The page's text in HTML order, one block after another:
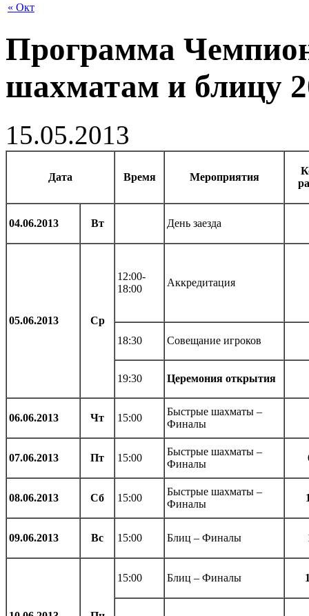
« Окт
Программа
шахматам и блицу
15.05.2013
Дата Время Мероприятия
04.06.2013 Вт День заезда
05.06.2013 Ср
12:00-
18:00
Аккредитация
18:30 Совещание игроков
19:30 Церемония открытия
06.06.2013 Чт 15:00
Быстрые шахматы –
Финалы
07.06.2013 Пт 15:00
Быстрые шахматы –
Финалы
08.06.2013 Сб 15:00
Быстрые шахматы –
Финалы
09.06.2013 Вс 15:00 Блиц – Финалы
15:00 Блиц – Финалы